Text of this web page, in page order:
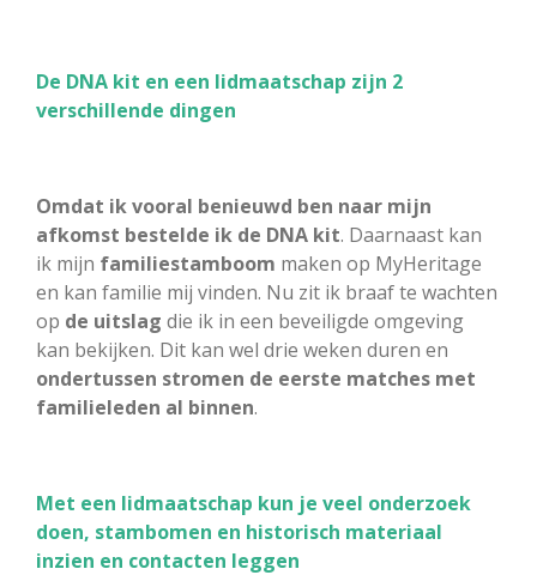
De DNA kit en een lidmaatschap zijn 2
verschillende dingen
Omdat ik vooral benieuwd ben naar mijn
afkomst bestelde ik de DNA kit. Daarnaast kan
ik mijn familiestamboom maken op MyHeritage
en kan familie mij vinden. Nu zit ik braaf te wachten
op de uitslag die ik in een beveiligde omgeving
kan bekijken. Dit kan wel drie weken duren en
ondertussen stromen de eerste matches met
familieleden al binnen.
Met een lidmaatschap kun je veel onderzoek
doen, stambomen en historisch materiaal
inzien en contacten leggen